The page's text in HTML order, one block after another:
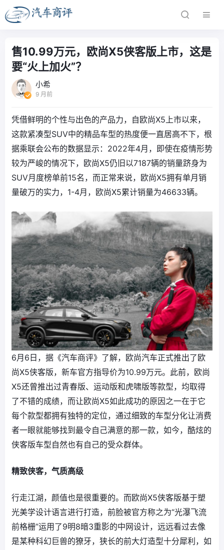
售10.99万元，欧尚X5侠客版上市，这是
要“火上加火”？
小希
9 月前
凭借鲜明的个性与出色的产品力，自欧尚X5上市以来，
这款紧凑型SUV中的精品车型的热度便一直居高不下，根
据乘联会公布的数据显示：2022年4月，即使在疫情形势
较为严峻的情况下，欧尚X5仍旧以7187辆的销量跻身为
SUV月度榜单前15名，而正常来说，欧尚X5拥有单月销
量破万的实力，1-4月，欧尚X5累计销量为46633辆。
6月6日，据《汽车商评》了解，欧尚汽车正式推出了欧
尚X5侠客版，新车官方指导价为10.99万元。此前，欧尚
X5还曾推出过青春版、运动版和虎啸版等款型，均取得
了不错的成绩，而让欧尚X5如此成功的原因之一在于它
每个款型都拥有独特的定位，通过细致的车型分化让消费
者一眼就能够找到最令自己满意的那一款，如今，酷炫的
侠客版车型自然也有自己的受众群体。
精致侠客，气质高级
行走江湖，颜值也是很重要的。而欧尚X5侠客版基于塑
光美学设计语言进行打造，前脸被官方称之为“光瀑飞流
前格栅”运用了9明8暗3重影的中网设计，远远看过去像
是某种科幻巨兽的獠牙，狭长的前大灯造型十分犀利，如